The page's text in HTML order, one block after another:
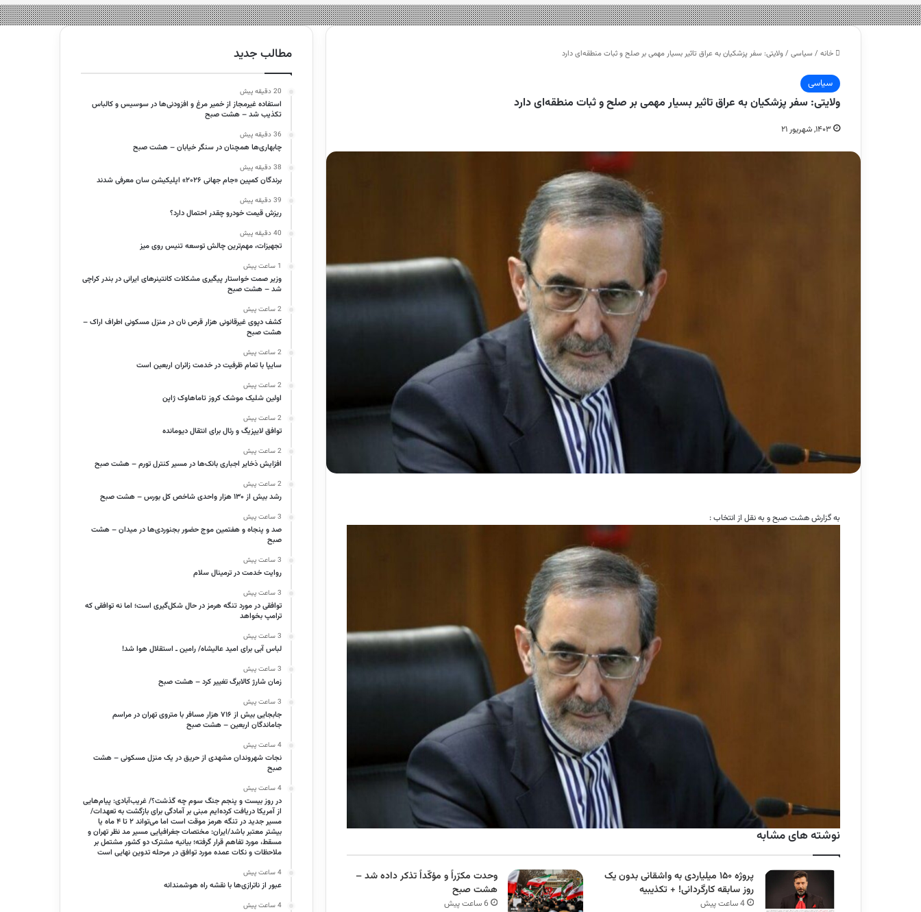
خانه / سیاسی /ولایتی: سفر پزشکیان به عراق تاثیر بسیار مهمی بر صلح و ثبات منطقه‌ای دارد
سیاسی
ولایتی: سفر پزشکیان به عراق تاثیر بسیار مهمی بر صلح و ثبات منطقه‌ای دارد
۱۴۰۳, شهریور ۲۱
به گزارش هشت صبح و به نقل از انتخاب :
نوشته های مشابه
پروژه ۱۵۰ میلیاردی به واشقانی بدون یک
روز سابقه کارگردانی! + تکذیبیه
4 ساعت پیش
وحدت مکرّراً و مؤکّداً تذکر داده شد –
هشت صبح
6 ساعت پیش
مطالب جدید
20 دقیقه پیش
استفاده غیرمجاز از خمیر مرغ و افزودنی‌ها در سوسیس و کالباس
تکذیب شد – هشت صبح
36 دقیقه پیش
چابهاری‌ها همچنان در سنگر خیابان – هشت صبح
38 دقیقه پیش
برندگان کمپین «جام جهانی ۲۰۲۶» اپلیکیشن سان معرفی شدند
39 دقیقه پیش
ریزش قیمت خودرو چقدر احتمال دارد؟
40 دقیقه پیش
تجهیزات، مهم‌ترین چالش توسعه تنیس روی میز
1 ساعت پیش
وزیر صمت خواستار پیگیری مشکلات کانتینرهای ایرانی در بندر کراچی
شد – هشت صبح
2 ساعت پیش
کشف دپوی غیرقانونی هزار قرص نان در منزل مسکونی اطراف اراک –
هشت صبح
2 ساعت پیش
سایپا با تمام ظرفیت در خدمت زائران اربعین است
2 ساعت پیش
اولین شلیک موشک کروز تاماهاوک ژاپن
2 ساعت پیش
توافق لایپزیگ و رئال برای انتقال دیومانده
2 ساعت پیش
افزایش ذخایر اجباری بانک‌ها در مسیر کنترل تورم – هشت صبح
2 ساعت پیش
رشد بیش از ۱۳۰ هزار واحدی شاخص کل بورس – هشت صبح
3 ساعت پیش
صد و پنجاه و هفتمین موج حضور بجنوردی‌ها در میدان – هشت
صبح
3 ساعت پیش
روایت خدمت در ترمینال سلام
3 ساعت پیش
توافقی در مورد تنگه هرمز در حال شکل‌گیری است؛ اما نه توافقی که
ترامپ بخواهد
3 ساعت پیش
لباس آبی برای امید عالیشاه/ رامین ـ استقلال هوا شد!
3 ساعت پیش
زمان شارژ کالابرگ تغییر کرد – هشت صبح
3 ساعت پیش
جابجایی بیش از ۷۱۶ هزار مسافر با متروی تهران در مراسم
جاماندگان اربعین – هشت صبح
4 ساعت پیش
نجات شهروندان مشهدی از حریق در یک منزل مسکونی – هشت
صبح
4 ساعت پیش
در روز بیست و پنجم جنگ سوم چه گذشت؟/ غریب‌آبادی: پیام‌هایی
از آمریکا دریافت کرده‌ایم مبنی بر آمادگی برای بازگشت به تعهدات/
مسیر جدید در تنگه هرمز موقت است اما می‌تواند ۲ تا ۴ ماه یا
بیشتر معتبر باشد/ایران: مختصات جغرافیایی مسیر مد نظر تهران و
مسقط، مورد تفاهم قرار گرفته؛ بیانیه مشترک دو کشور مشتمل بر
ملاحظات و نکات عمده مورد توافق در مرحله تدوین نهایی است
4 ساعت پیش
عبور از ناترازی‌ها با نقشه راه هوشمندانه
4 ساعت پیش